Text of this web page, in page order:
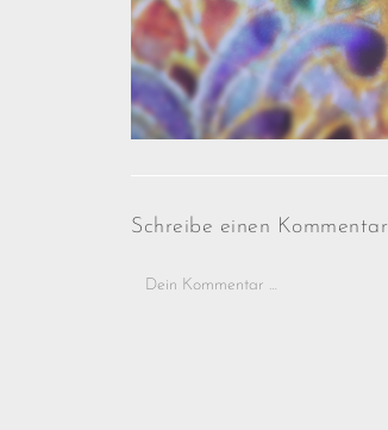
Schreibe einen Kommentar